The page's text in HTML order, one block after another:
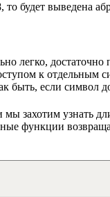
будет выведена
легко,
к
быть, если
мы захотим узнать
функции